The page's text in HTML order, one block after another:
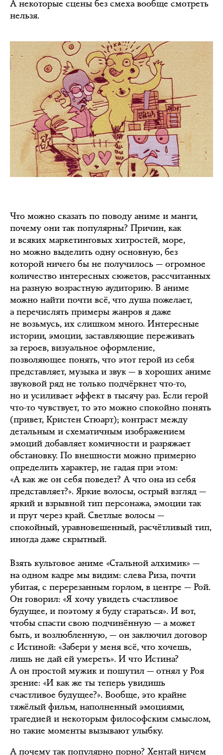
А некоторые сцены без смеха вообще смотреть
нельзя.
Что можно сказать по поводу аниме и манги,
почему они так популярны? Причин, как
и всяких маркетинговых хитростей, море,
но можно выделить одну основную, без
которой ничего бы не получилось — огромное
количество интересных сюжетов, рассчитанных
на разную возрастную аудиторию. В аниме
можно найти почти всё, что душа пожелает,
а перечислять примеры жанров я даже
не возьмусь, их слишком много. Интересные
истории, эмоции, заставляющие переживать
за героев, визуальное оформление,
позволяющее понять, что этот герой из себя
представляет, музыка и звук — в хороших аниме
звуковой ряд не только подчёркнет что-то,
но и усиливает эффект в тысячу раз. Если герой
что-то чувствует, то это можно спокойно понять
(привет, Кристен Стюарт); контраст между
детальным и схематичным изображением
эмоций добавляет комичности и разряжает
обстановку. По внешности можно примерно
определить характер, не гадая при этом:
«А как же он себя поведет? А что она из себя
представляет?». Яркие волосы, острый взгляд —
яркий и взрывной тип персонажа, эмоции так
и прут через край. Светлые волосы —
спокойный, уравновешенный, расчётливый тип,
иногда даже скрытный.
Взять культовое аниме «Стальной алхимик» —
на одном кадре мы видим: слева Риза, почти
убитая, с перерезанным горлом, в центре — Рой.
Он говорил: «Я хочу увидеть счастливое
будущее, и поэтому я буду стараться». И вот,
чтобы спасти свою подчинённую — а может
быть, и возлюбленную, — он заключил договор
с Истиной: «Забери у меня всё, что хочешь,
лишь не дай ей умереть». И что Истина?
А он простой мужик и пошутил — отнял у Роя
зрение: «И как же ты теперь увидишь
счастливое будущее?». Вообще, это крайне
тяжёлый фильм, наполненный эмоциями,
трагедией и некоторым философским смыслом,
но такие моменты вызывают улыбку.
А почему так популярно порно? Хентай ничем